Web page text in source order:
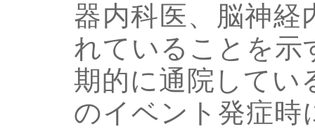
器内科医、脳神経
れていることを示
期的に通院してい
のイベント発症時